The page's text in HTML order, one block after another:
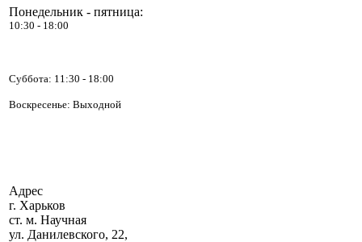
Понедельник - пятница:
10:30 - 18:00
Суббота: 11:30 - 18:00
Воскресенье: Выходной
Адрес
г. Харьков
ст. м. Научная
ул. Данилевского, 22,